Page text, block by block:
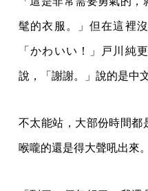
髦的衣服。」但在這裡
「かわいい！」戸川純
說，「謝謝。」說的是中文
不太能站，大部份時間都
喉嚨的還是得大聲吼出